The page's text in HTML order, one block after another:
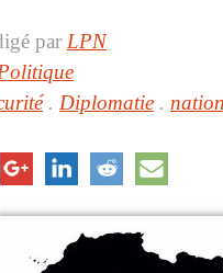
par LPN
. Diplomatie .